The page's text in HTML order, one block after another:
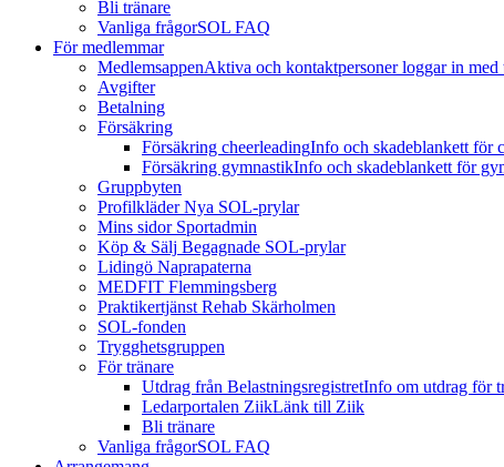
Bli tränare
Vanliga frågorSOL FAQ
För medlemmar
MedlemsappenAktiva och kontaktpersoner loggar in
Avgifter
Betalning
Försäkring
Försäkring cheerleadingInfo och skadeblankett för
Försäkring gymnastikInfo och skadeblankett för
Gruppbyten
ProfilkläderNya SOL-prylar
Mins sidor Sportadmin
Köp & Sälj Begagnade SOL-prylar
Lidingö Naprapaterna
MEDFIT Flemmingsberg
Praktikertjänst Rehab Skärholmen
SOL-fonden
Trygghetsgruppen
För tränare
Utdrag från BelastningsregistretInfo om utdrag för
Ledarportalen ZiikLänk till Ziik
Bli tränare
Vanliga frågorSOL FAQ